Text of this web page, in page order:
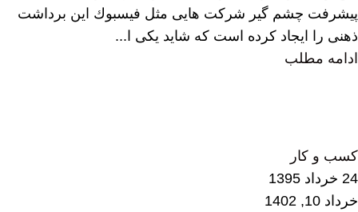
ﭘﯿﺸﺮﻓﺖ ﭼﺸﻢ ﮔﯿﺮ ﺷﺮﮐﺖ ﻫﺎﯾﯽ ﻣﺜﻞ ﻓﯿﺴﺒﻮك اﯾﻦ ﺑﺮداﺷﺖ
ذﻫﻨﯽ را اﯾﺠﺎد ﮐﺮده اﺳﺖ ﮐﻪ ﺷﺎﯾﺪ ﯾﮑﯽ ا...
ادامه مطلب
کسب و کار
24 خرداد 1395
خرداد 10, 1402